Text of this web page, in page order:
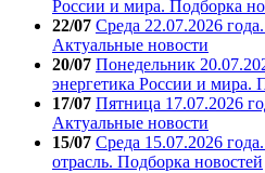
России и мира. Подборка
22/07 Среда 22.07.2026
Актуальные новости
20/07 Понедельник
энергетика России и мира.
17/07 Пятница 17.07.2026
Актуальные новости
15/07 Среда 15.07.2026
отрасль. Подборка новостей